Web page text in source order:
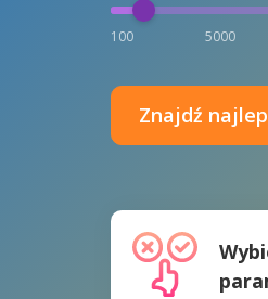
100 5000
Znajdź